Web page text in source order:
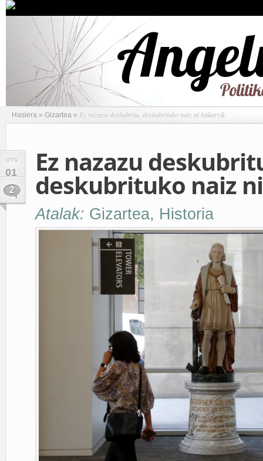
Hasiera » Gizartea » Ez nazazu deskubritu, deskubrituko naiz ni bakarrik
OTS
01
2
Ez nazazu
deskubrituko naiz
Atalak: Gizartea, Historia